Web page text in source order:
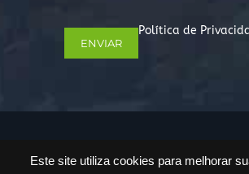
Este site utiliza cookies para melhorar
Política de
reservados.